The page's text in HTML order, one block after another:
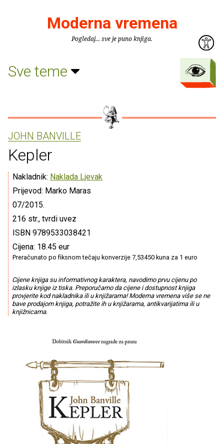
Moderna vremena
Pogledaj... sve je puno knjiga.
Sve teme
JOHN BANVILLE
Kepler
Nakladnik: Naklada Ljevak
Prijevod: Marko Maras
07/2015.
216 str., tvrdi uvez
ISBN 9789533038421
Cijena: 18.45 eur
Preračunato po fiksnom tečaju konverzije 7,53450 kuna za 1 euro
Cijene knjiga su informativnog karaktera, navodimo prvu cijenu po
izlasku knjige iz tiska. Preporučamo da cijene i dostupnost knjiga
provjerite kod nakladnika ili u knjižarama! Moderna vremena više se ne
bave prodajom knjiga, potražite ih u knjižarama, antikvarijatima ili u
knjižnicama.